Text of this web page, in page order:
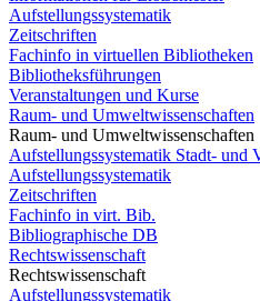
Aufstellungssystematik
Zeitschriften
Fachinfo in virtuellen Bibliotheken
Bibliotheksführungen
Veranstaltungen und Kurse
Raum- und Umweltwissenschaften
Raum- und Umweltwissenschaften
Aufstellungssystematik Stadt- und
Aufstellungssystematik
Zeitschriften
Fachinfo in virt. Bib.
Bibliographische DB
Rechtswissenschaft
Rechtswissenschaft
Aufstellungssystematik